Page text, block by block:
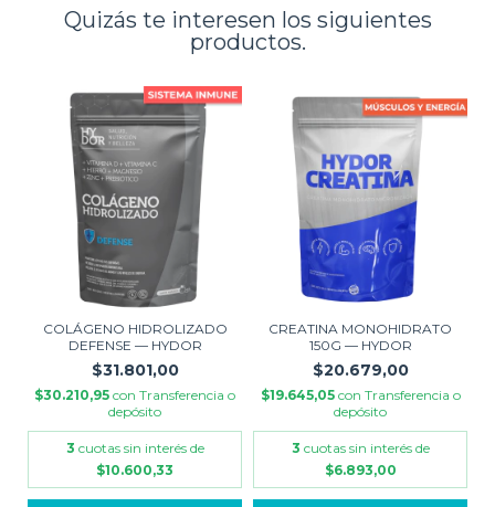
Quizás te interesen los siguientes
productos.
COLÁGENO HIDROLIZADO
DEFENSE — HYDOR
$31.801,00
$30.210,95 con Transferencia o
depósito
3 cuotas sin interés de
$10.600,33
CREATINA MONOHIDRATO
150G — HYDOR
$20.679,00
$19.645,05 con Transferencia o
depósito
3 cuotas sin interés de
$6.893,00